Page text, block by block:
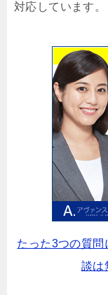
対応しています。
たった3つの質問
談は